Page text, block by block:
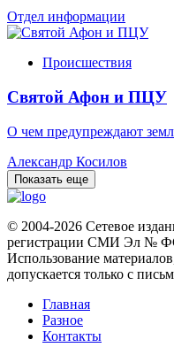
Отдел информации
Происшествия
Святой Афон и ПЦУ
О чем предупреждают
Александр Косилов
Показать еще
© 2004-2026 Сетевое
регистрации СМИ Эл №
Использование
допускается только с
Главная
Разное
Контакты